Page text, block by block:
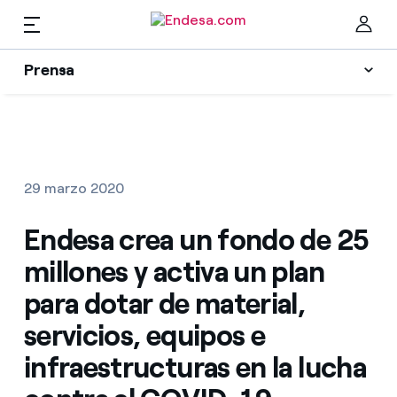
Prensa
Prensa
Encuentra la tarifa que más te conviene
Compara nuestras tarifas de empresa y ahorra
Por cada kWh que ahorres, te descontamos otro
Recursos
Colecciones
Contactos prensa
La cara e
ES
29 marzo 2020
Endesa crea un fondo de 25
millones y activa un plan
para dotar de material,
servicios, equipos e
infraestructuras en la lucha